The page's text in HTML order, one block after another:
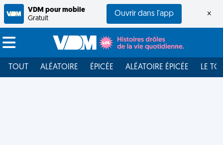
VDM pour mobile
Gratuit
Ouvrir dans l'app ×
TOUT ALÉATOIRE ÉPICÉE ALÉATOIRE ÉPICÉE LE